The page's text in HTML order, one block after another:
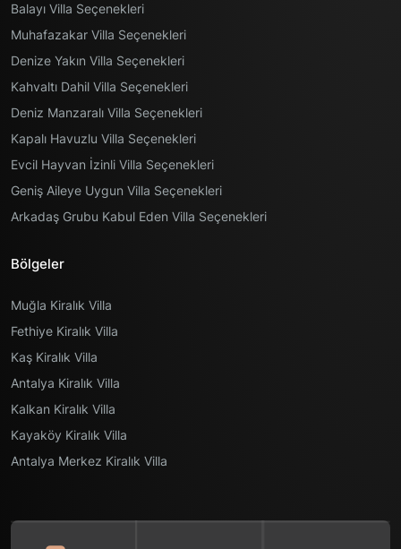
Balayı Villa Seçenekleri
Muhafazakar Villa Seçenekleri
Denize Yakın Villa Seçenekleri
Kahvaltı Dahil Villa Seçenekleri
Deniz Manzaralı Villa Seçenekleri
Kapalı Havuzlu Villa Seçenekleri
Evcil Hayvan İzinli Villa Seçenekleri
Geniş Aileye Uygun Villa Seçenekleri
Arkadaş Grubu Kabul Eden Villa Seçenekleri
Bölgeler
Muğla Kiralık Villa
Fethiye Kiralık Villa
Kaş Kiralık Villa
Antalya Kiralık Villa
Kalkan Kiralık Villa
Kayaköy Kiralık Villa
Antalya Merkez Kiralık Villa